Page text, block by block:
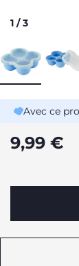
1 /3
Avec ce
9,99 €